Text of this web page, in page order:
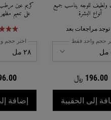
ولطيف للوجه يناسب جميع
أنواع البشرة
توجد مراجعات بعد
حجم واحد فقط
196.00 ﷼
إلى الحقيبة تونر ألترا للوجه
كريم عين مرطب
على تنعيم مظهر
وتقليل
التركيبة
في الزيت
مناسبة لجميع
اختر حجم
إضافة